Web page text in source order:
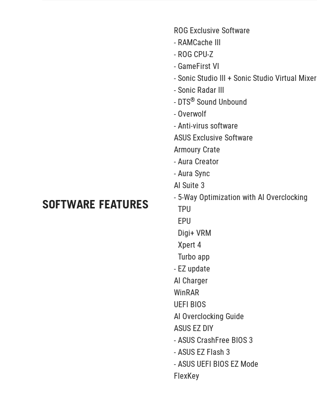
SOFTWARE FEATURES
ROG Exclusive Software
- RAMCache III
- ROG CPU-Z
- GameFirst VI
- Sonic Studio III + Sonic Studio Virtual Mixer
- Sonic Radar III
- DTS® Sound Unbound
- Overwolf
- Anti-virus software
ASUS Exclusive Software
Armoury Crate
- Aura Creator
- Aura Sync
AI Suite 3
- 5-Way Optimization with AI Overclocking
  TPU
  EPU
  Digi+ VRM
  Xpert 4
  Turbo app
- EZ update
AI Charger
WinRAR
UEFI BIOS
AI Overclocking Guide
ASUS EZ DIY
- ASUS CrashFree BIOS 3
- ASUS EZ Flash 3
- ASUS UEFI BIOS EZ Mode
FlexKey